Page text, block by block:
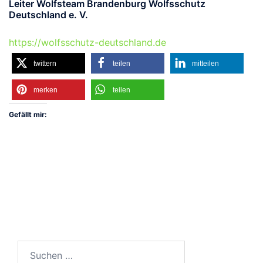
Leiter Wolfsteam Brandenburg Wolfsschutz
Deutschland e. V.
https://wolfsschutz-deutschland.de
twittern teilen mitteilen
merken teilen
Gefällt mir: